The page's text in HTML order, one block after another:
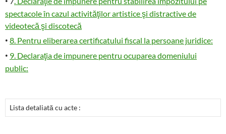
spectacole în cazul activităţilor artistice şi distractive de
videotecă şi discotecă
· 8. Pentru eliberarea certificatului fiscal la persoane juridice:
· 9. Declaraţia de impunere pentru ocuparea domeniului
public:
Lista detaliată cu acte :